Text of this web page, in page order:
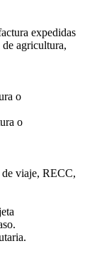
expedidas
agricultura,
o
o
de viaje, RECC,